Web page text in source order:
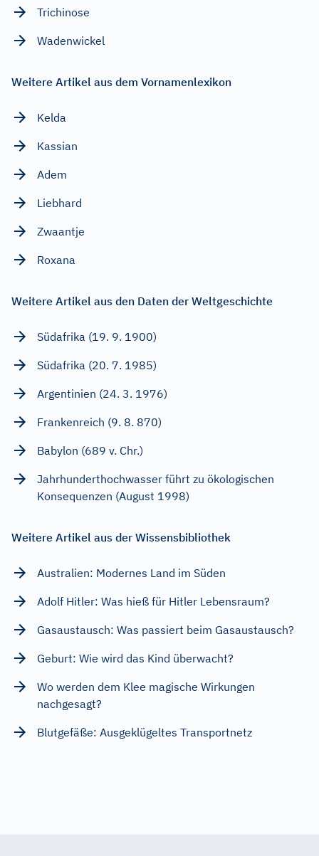
Trichinose
Wadenwickel
Weitere Artikel aus dem Vornamenlexikon
Kelda
Kassian
Adem
Liebhard
Zwaantje
Roxana
Weitere Artikel aus den Daten der Weltgeschichte
Südafrika (19. 9. 1900)
Südafrika (20. 7. 1985)
Argentinien (24. 3. 1976)
Frankenreich (9. 8. 870)
Babylon (689 v. Chr.)
Jahrhunderthochwasser führt zu ökologischen
Konsequenzen (August 1998)
Weitere Artikel aus der Wissensbibliothek
Australien: Modernes Land im Süden
Adolf Hitler: Was hieß für Hitler Lebensraum?
Gasaustausch: Was passiert beim Gasaustausch?
Geburt: Wie wird das Kind überwacht?
Wo werden dem Klee magische Wirkungen
nachgesagt?
Blutgefäße: Ausgeklügeltes Transportnetz